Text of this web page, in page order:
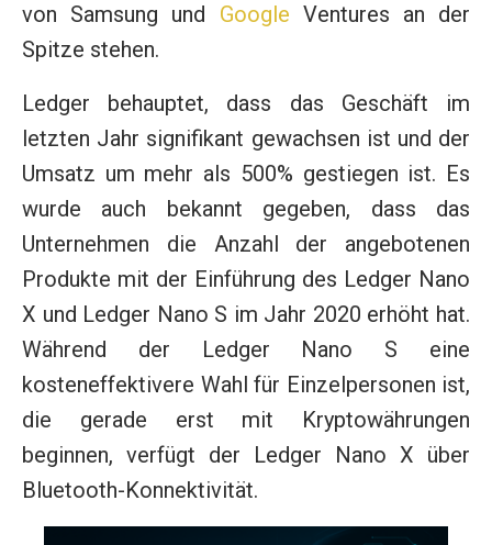
von Samsung und Google Ventures an der
Spitze stehen.
Ledger behauptet, dass das Geschäft im
letzten Jahr signifikant gewachsen ist und der
Umsatz um mehr als 500% gestiegen ist. Es
wurde auch bekannt gegeben, dass das
Unternehmen die Anzahl der angebotenen
Produkte mit der Einführung des Ledger Nano
X und Ledger Nano S im Jahr 2020 erhöht hat.
Während der Ledger Nano S eine
kosteneffektivere Wahl für Einzelpersonen ist,
die gerade erst mit Kryptowährungen
beginnen, verfügt der Ledger Nano X über
Bluetooth-Konnektivität.